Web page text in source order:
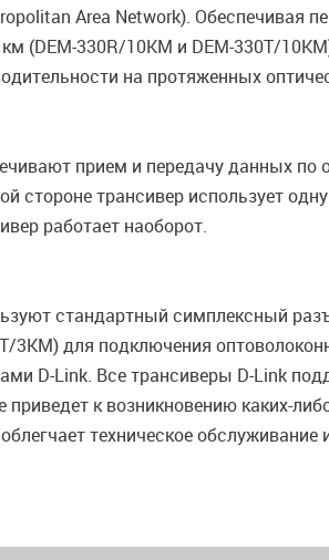
Area Network). Обеспечивая
(DEM-330R/10KM и DEM-330T/
на протяженных
прием и передачу данных
стороне трансивер использует
работает наоборот.
стандартный симплексный
3KM) для подключения
D-Link. Все трансиверы D-Link
приведет к возникновению каких-
техническое